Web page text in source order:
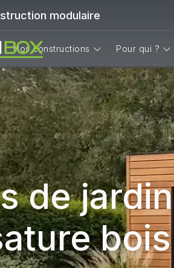
modulaire
Nos constructions Pour qui ?
de jardin
bois